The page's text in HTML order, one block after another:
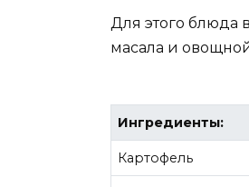
Для этого блюда
масала и
Ингредиенты:
Картофель